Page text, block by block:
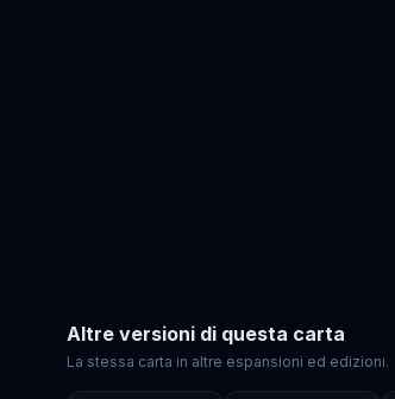
Altre versioni di questa carta
La stessa carta in altre espansioni ed edizioni.